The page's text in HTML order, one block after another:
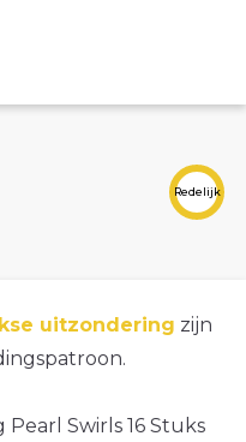
Redelijk
uitzondering zijn
Swirls 16 Stuks